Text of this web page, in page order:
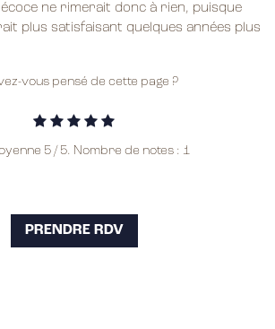
ne rimerait donc à rien, puisque
plus satisfaisant quelques années plus
vous pensé de cette page ?
5 / 5. Nombre de notes : 1
PRENDRE RDV